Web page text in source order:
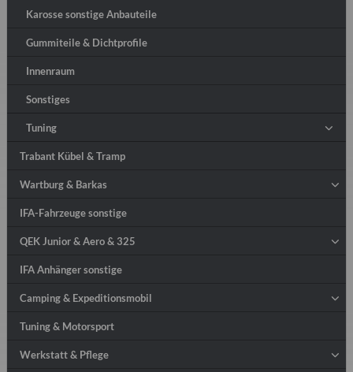
Karosse sonstige Anbauteile
Gummiteile & Dichtprofile
Innenraum
Sonstiges
Tuning
Trabant Kübel & Tramp
Wartburg & Barkas
IFA-Fahrzeuge sonstige
QEK Junior & Aero & 325
IFA Anhänger sonstige
Camping & Expeditionsmobil
Tuning & Motorsport
Werkstatt & Pflege